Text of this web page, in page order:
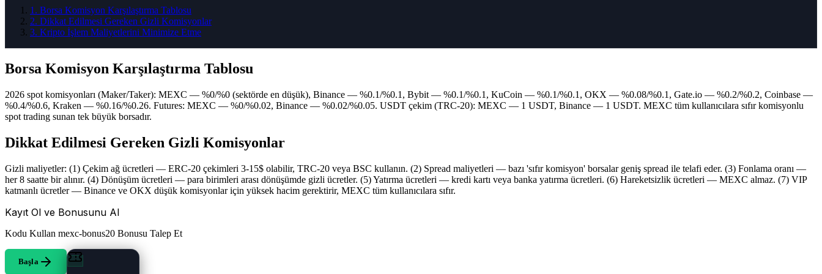
1 . Borsa Komisyon Karşılaştırma Tablosu
2. Dikkat Edilmesi Gereken Gizli Komisyonlar
3. Kripto İşlem Maliyetlerini Minimize Etme
Borsa Komisyon Karşılaştırma Tablosu
2026 spot komisyonları (Maker/Taker): MEXC — %0/%0 (sektörde en düşük), Binance — %0.1/%0.1, Bybit — %0.1/%0.1, KuCoin — %0.1/%0.1, OKX — %0.08/%0.1, Gate.io — %0.2/%0.2, Coinbase —
%0.4/%0.6, Kraken — %0.16/%0.26. Futures: MEXC — %0/%0.02, Binance — %0.02/%0.05. USDT çekim (TRC-20): MEXC — 1 USDT, Binance — 1 USDT. MEXC tüm kullanıcılara sıfır komisyonlu
spot trading sunan tek büyük borsadır.
Dikkat Edilmesi Gereken Gizli Komisyonlar
Gizli maliyetler: (1) Çekim ağ ücretleri — ERC-20 çekimleri 3-15$ olabilir, TRC-20 veya BSC kullanın. (2) Spread maliyetleri — bazı 'sıfır komisyon' borsalar geniş spread ile telafi eder. (3) Fonlama oranı —
her 8 saatte bir alınır. (4) Dönüşüm ücretleri — para birimleri arası dönüşümde gizli ücretler. (5) Yatırma ücretleri — kredi kartı veya banka yatırma ücretleri. (6) Hareketsizlik ücretleri — MEXC almaz. (7) VIP
katmanlı ücretler — Binance ve OKX düşük komisyonlar için yüksek hacim gerektirir, MEXC tüm kullanıcılara sıfır.
Kayıt Ol ve Bonusunu Al
Kodu Kullan mexc-bonus20 Bonusu Talep Et
Başla